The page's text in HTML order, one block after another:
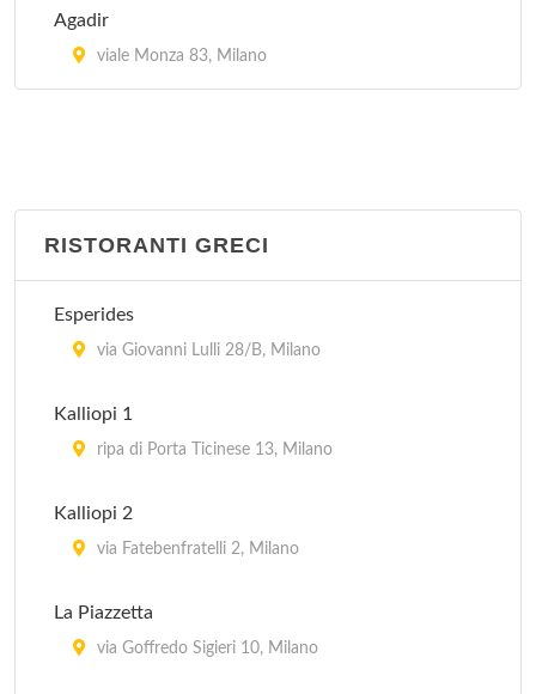
Agadir
viale Monza 83, Milano
RISTORANTI GRECI
Esperides
via Giovanni Lulli 28/B, Milano
Kalliopi 1
ripa di Porta Ticinese 13, Milano
Kalliopi 2
via Fatebenfratelli 2, Milano
La Piazzetta
via Goffredo Sigieri 10, Milano